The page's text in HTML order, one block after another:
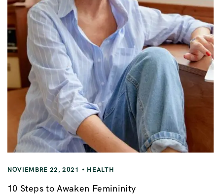
NOVIEMBRE 22, 2021 HEALTH
10 Steps to Awaken Femininity